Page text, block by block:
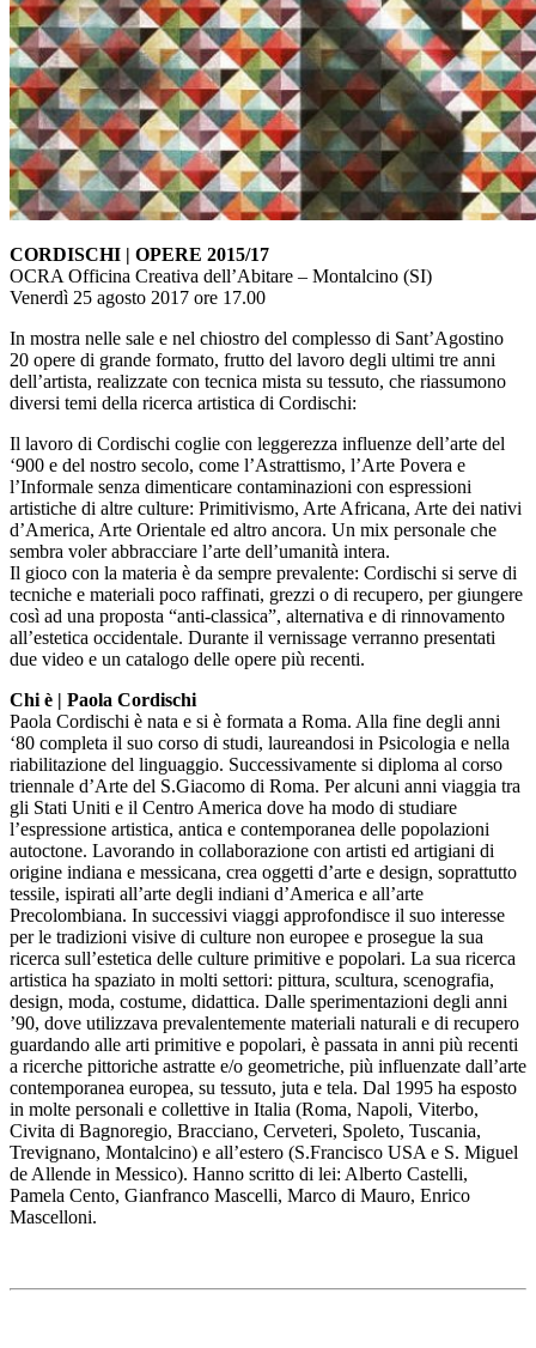
CORDISCHI | OPERE 2015/17
OCRA Officina Creativa dell’Abitare – Montalcino (SI)
Venerdì 25 agosto 2017 ore 17.00
In mostra nelle sale e nel chiostro del complesso di Sant’Agostino
20 opere di grande formato, frutto del lavoro degli ultimi tre anni
dell’artista, realizzate con tecnica mista su tessuto, che riassumono
diversi temi della ricerca artistica di Cordischi:
Il lavoro di Cordischi coglie con leggerezza influenze dell’arte del
‘900 e del nostro secolo, come l’Astrattismo, l’Arte Povera e
l’Informale senza dimenticare contaminazioni con espressioni
artistiche di altre culture: Primitivismo, Arte Africana, Arte dei nativi
d’America, Arte Orientale ed altro ancora. Un mix personale che
sembra voler abbracciare l’arte dell’umanità intera.
Il gioco con la materia è da sempre prevalente: Cordischi si serve di
tecniche e materiali poco raffinati, grezzi o di recupero, per giungere
così ad una proposta “anti-classica”, alternativa e di rinnovamento
all’estetica occidentale. Durante il vernissage verranno presentati
due video e un catalogo delle opere più recenti.
Chi è | Paola Cordischi
Paola Cordischi è nata e si è formata a Roma. Alla fine degli anni
‘80 completa il suo corso di studi, laureandosi in Psicologia e nella
riabilitazione del linguaggio. Successivamente si diploma al corso
triennale d’Arte del S.Giacomo di Roma. Per alcuni anni viaggia tra
gli Stati Uniti e il Centro America dove ha modo di studiare
l’espressione artistica, antica e contemporanea delle popolazioni
autoctone. Lavorando in collaborazione con artisti ed artigiani di
origine indiana e messicana, crea oggetti d’arte e design, soprattutto
tessile, ispirati all’arte degli indiani d’America e all’arte
Precolombiana. In successivi viaggi approfondisce il suo interesse
per le tradizioni visive di culture non europee e prosegue la sua
ricerca sull’estetica delle culture primitive e popolari. La sua ricerca
artistica ha spaziato in molti settori: pittura, scultura, scenografia,
design, moda, costume, didattica. Dalle sperimentazioni degli anni
’90, dove utilizzava prevalentemente materiali naturali e di recupero
guardando alle arti primitive e popolari, è passata in anni più recenti
a ricerche pittoriche astratte e/o geometriche, più influenzate dall’arte
contemporanea europea, su tessuto, juta e tela. Dal 1995 ha esposto
in molte personali e collettive in Italia (Roma, Napoli, Viterbo,
Civita di Bagnoregio, Bracciano, Cerveteri, Spoleto, Tuscania,
Trevignano, Montalcino) e all’estero (S.Francisco USA e S. Miguel
de Allende in Messico). Hanno scritto di lei: Alberto Castelli,
Pamela Cento, Gianfranco Mascelli, Marco di Mauro, Enrico
Mascelloni.